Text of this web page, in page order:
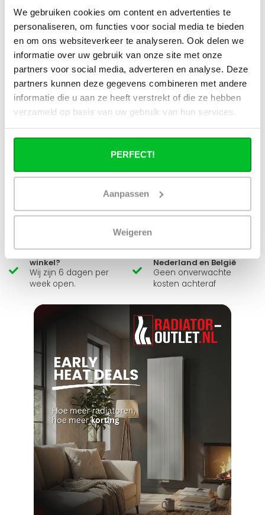
We gebruiken cookies om content en advertenties te
personaliseren, om functies voor social media te bieden
en om ons websiteverkeer te analyseren. Ook delen we
informatie over uw gebruik van onze site met onze
partners voor social media, adverteren en analyse. Deze
partners kunnen deze gegevens combineren met andere
informatie die u aan ze heeft verstrekt of die ze hebben
verzameld op basis van uw gebruik van hun services.
PERFECT!
Aanpassen
Weigeren
stadsverwarming?
Werkt een paneelradiator ook bij 40
graden aanvoertemperatuur?
Heb je een vraag over dit product ?
Simon helpt je graag en kan al je vragen beantwoorden.
Stuur een bericht
Ruim assortiment
Levering uit eigen
14 dagen bedenktijd
Niet goed = Geld terug
winkel?
Wij zijn 6 dagen per
week open.
Nederland en België
Geen onverwachte
kosten achteraf